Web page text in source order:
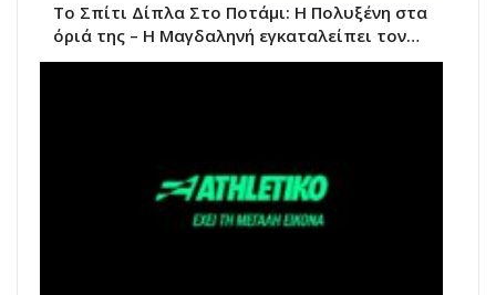
Το Σπίτι Δίπλα Στο Ποτάμι: Η Πολυξένη στα
όριά της – Η Μαγδαληνή εγκαταλείπει τον…